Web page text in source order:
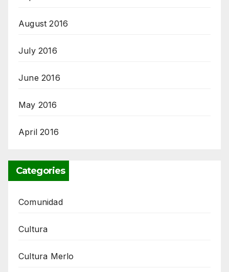
August 2016
July 2016
June 2016
May 2016
April 2016
Categories
Comunidad
Cultura
Cultura Merlo